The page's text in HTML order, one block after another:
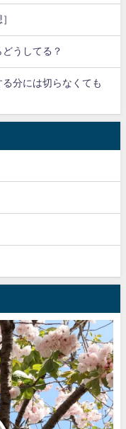
うしてる？
分には切らなくても